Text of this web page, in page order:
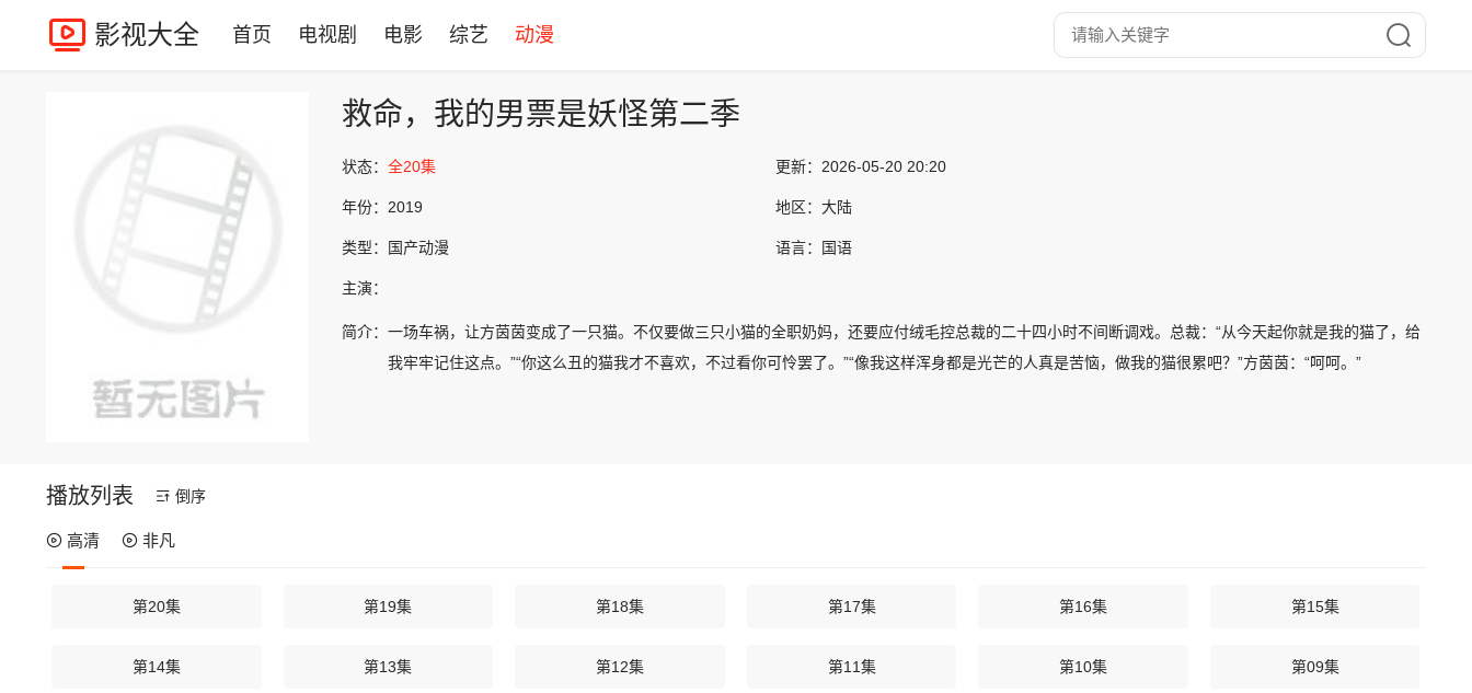
影视大全 首页 电视剧 电影 综艺 动漫
救命，我的男票是妖怪第二季
状态： 全20集 更新： 2026-05-20 20:20
年份： 2019 地区： 大陆
类型： 国产动漫 语言： 国语
主演：
简介： 一场车祸，让方茵茵变成了一只猫。不仅要做三只小猫的全职奶妈，还要应付绒毛控总裁的二十四小时不间断调戏。总裁：“从今天起你就是我的猫了，给
我牢牢记住这点。”“你这么丑的猫我才不喜欢，不过看你可怜罢了。”“像我这样浑身都是光芒的人真是苦恼，做我的猫很累吧？”方茵茵：“呵呵。”
播放列表 倒序
高清 非凡
第20集 第19集 第18集 第17集 第16集 第15集
第14集 第13集 第12集 第11集 第10集 第09集